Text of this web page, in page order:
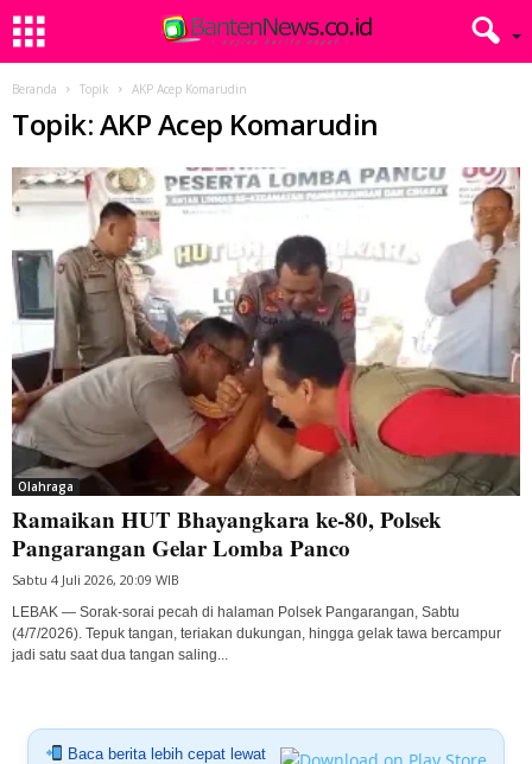
Beranda Topik AKP Acep Komarudin
Topik: AKP Acep Komarudin
Olahraga
Ramaikan HUT Bhayangkara ke-80, Polsek
Pangarangan Gelar Lomba Panco
Sabtu 4 Juli 2026, 20:09 WIB
LEBAK — Sorak-sorai pecah di halaman Polsek Pangarangan, Sabtu
(4/7/2026). Tepuk tangan, teriakan dukungan, hingga gelak tawa bercampur
jadi satu saat dua tangan saling...
Baca berita lebih cepat lewat